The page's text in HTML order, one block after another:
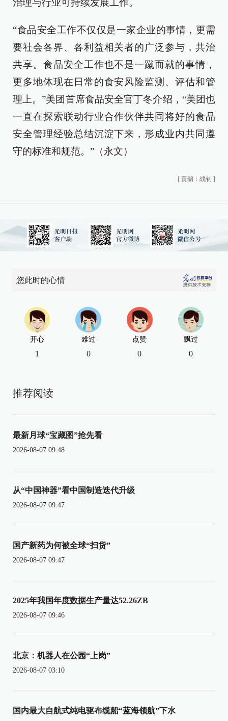
治理与行业可持续发展工作。
“食品安全工作不仅仅是一家企业的事情，更需
要社会各界、各利益相关者的广泛参与，共治
共享。食品安全工作也不是一蹴而就的事情，
更多地体现在日常的食安风险监测、评估和管
理上。”美团首席食品安全官丁冬介绍，“美团也
一直在探索联动行业合作伙伴共同将好的食品
安全管理经验总结沉淀下来，形成业内共同遵
守的标准和规范。”（永文）
[ 责编：战钊 ]
您此时的心情
开心
1
难过
0
点赞
0
飘过
0
推荐阅读
最新月球“宝藏图”抢先看
2026-08-07 09:48
从“中国神器”看中国制造迭代升级
2026-08-07 09:47
国产新药为何被全球“扫货”
2026-08-07 09:47
2025年我国年度数据生产量达52.26ZB
2026-08-07 09:46
北京：机器人在公园“上岗”
2026-08-07 03:10
国内最大自航式纯电驱布缆船“蓝海领航”下水